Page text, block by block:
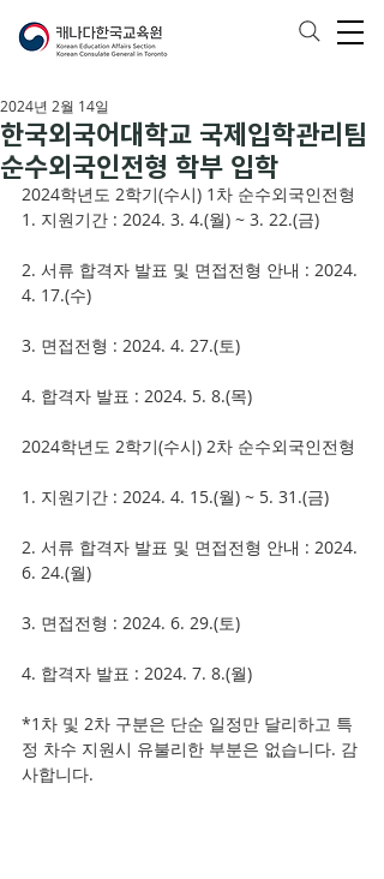
한국외국어대학교 국제입학관리팀
순수외국인전형 학부 입학
2024년 2월 14일
2024학년도 2학기(수시) 1차 순수외국인전형
1. 지원기간 : 2024. 3. 4.(월) ~ 3. 22.(금)
2. 서류 합격자 발표 및 면접전형 안내 : 2024.
4. 17.(수)
3. 면접전형 : 2024. 4. 27.(토)
4. 합격자 발표 : 2024. 5. 8.(목)
2024학년도 2학기(수시) 2차 순수외국인전형
1. 지원기간 : 2024. 4. 15.(월) ~ 5. 31.(금)
2. 서류 합격자 발표 및 면접전형 안내 : 2024.
6. 24.(월)
3. 면접전형 : 2024. 6. 29.(토)
4. 합격자 발표 : 2024. 7. 8.(월)
*1차 및 2차 구분은 단순 일정만 달리하고 특
정 차수 지원시 유불리한 부분은 없습니다. 감
사합니다.